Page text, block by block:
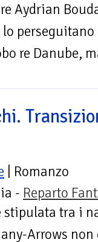
Aydrian
perseguitano
re Danube,
| Romanzo
- Reparto
stipulata tra i
Arrows